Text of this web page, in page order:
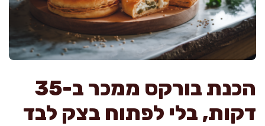
הכנת בורקס ממכר ב-35
דקות, בלי לפתוח בצק לבד